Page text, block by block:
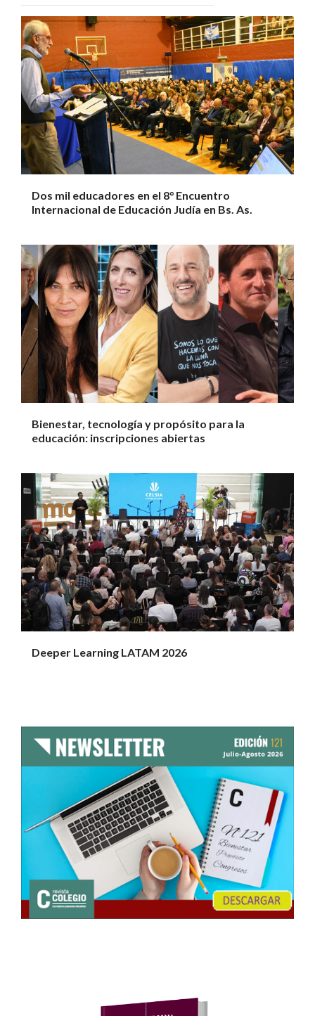
Dos mil educadores en el 8° Encuentro
Internacional de Educación Judía en Bs. As.
Bienestar, tecnología y propósito para la
educación: inscripciones abiertas
Deeper Learning LATAM 2026